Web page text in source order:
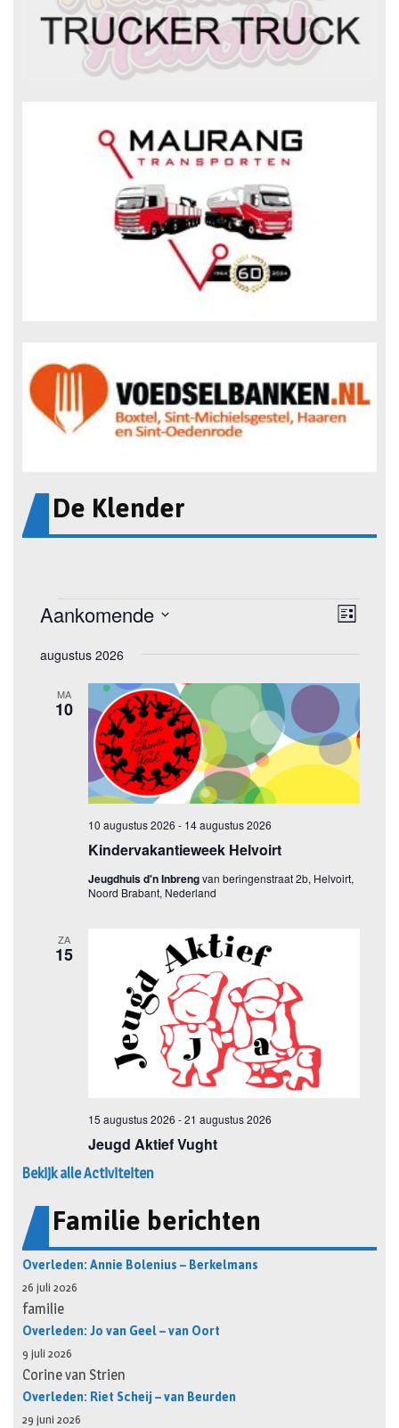
De Klender
Bekijk alle Activiteiten
Familie berichten
Overleden: Annie Bolenius – Berkelmans
26 juli 2026
familie
Overleden: Jo van Geel – van Oort
9 juli 2026
Corine van Strien
Overleden: Riet Scheij – van Beurden
29 juni 2026